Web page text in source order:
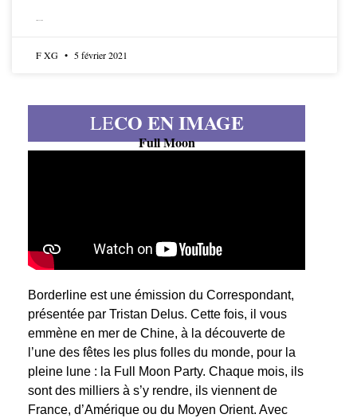
F XG 5 février 2021
LECO EN IMAGE
Full Moon
Borderline est une émission du Correspondant,
présentée par Tristan Delus. Cette fois, il vous
emmène en mer de Chine, à la découverte de
l’une des fêtes les plus folles du monde, pour la
pleine lune : la Full Moon Party. Chaque mois, ils
sont des milliers à s’y rendre, ils viennent de
France, d’Amérique ou du Moyen Orient. Avec